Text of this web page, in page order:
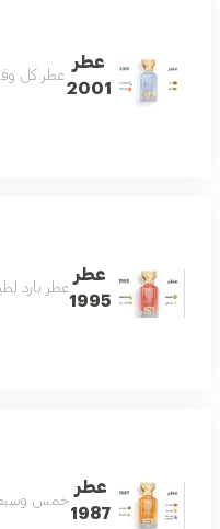
عطر
2001
عطر كل
عطر
1995
عطر بارد
عطر
1987
خمس